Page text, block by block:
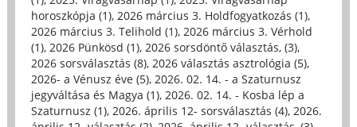
horoszkópja (1), 2026 március 3. Holdfogyatkozás (1),
2026 március 3. Telihold (1), 2026 március 3. Vérhold
(1), 2026 Pünkösd (1), 2026 sorsdöntő választás, (3),
2026 sorsválasztás (8), 2026 választás asztrológia (5),
2026- a Vénusz éve (5), 2026. 02. 14. - a Szaturnusz
jegyváltása és Magya (1), 2026. 02. 14. - Kosba lép a
Szaturnusz (1), 2026. április 12- sorsválasztás (4), 2026.